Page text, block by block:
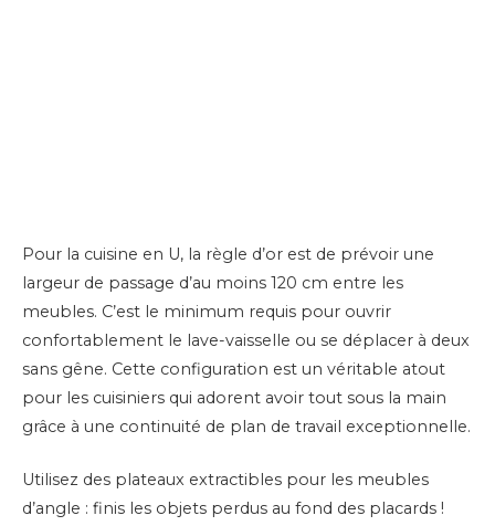
Pour la cuisine en U, la règle d’or est de prévoir une
largeur de passage d’au moins 120 cm entre les
meubles. C’est le minimum requis pour ouvrir
confortablement le lave-vaisselle ou se déplacer à deux
sans gêne. Cette configuration est un véritable atout
pour les cuisiniers qui adorent avoir tout sous la main
grâce à une continuité de plan de travail exceptionnelle.
Utilisez des plateaux extractibles pour les meubles
d’angle : finis les objets perdus au fond des placards !